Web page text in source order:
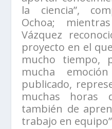
la ciencia”,
Ochoa;
Vázquez
proyecto en el
mucho tiempo,
mucha
publicado,
muchas horas
también de
trabajo en